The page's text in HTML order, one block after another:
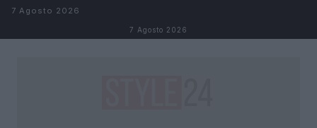
Salta al contenuto
7 Agosto 2026
7 Agosto 2026